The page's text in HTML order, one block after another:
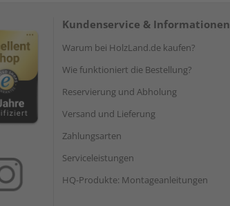
Kundenservice & Informationen
Warum bei HolzLand.de kaufen?
Wie funktioniert die Bestellung?
Reservierung und Abholung
Versand und Lieferung
Zahlungsarten
Serviceleistungen
HQ-Produkte: Montageanleitungen